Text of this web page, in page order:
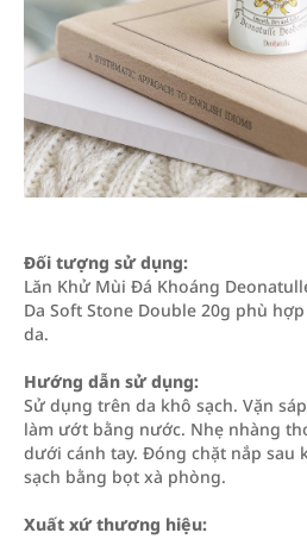
Đối tượng sử dụng:
Lăn Khử Mùi Đá Khoáng
Da Soft Stone Double 20g phù
da.
Hướng dẫn sử dụng:
Sử dụng trên da khô sạch. Vặn
làm ướt bằng nước. Nhẹ nhàng
dưới cánh tay. Đóng chặt nắp sau
sạch bằng bọt xà phòng.
Xuất xứ thương hiệu: